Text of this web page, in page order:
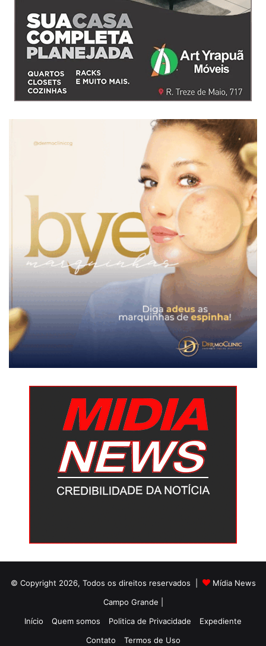
© Copyright 2026, Todos os direitos reservados |
Mídia News
Campo Grande |
Início
Quem somos Politica de Privacidade
Expediente
Contato
Termos de Uso